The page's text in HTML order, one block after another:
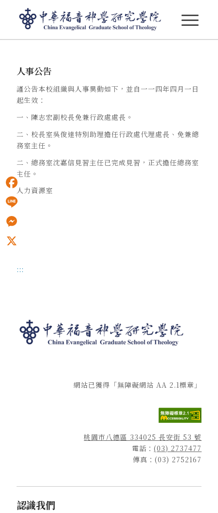
人事公告
謹公告本校組織與人事異動如下，並自一一四年四月一日
起生效：
一、陳志宏副校長免兼行政處處長。
二、校長室吳俊達特別助理擔任行政處代理處長、免兼總
務室主任。
二、總務室沈嘉信見習主任已完成見習，正式擔任總務室
主任。
人力資源室
:::
網站已獲得「無障礙網站 AA 2.1標章」
桃園市八德區 334025 長安街 53 號
電話：(03) 2737477
傳真：(03) 2752167
認識我們
Facebook
Line
Messenger